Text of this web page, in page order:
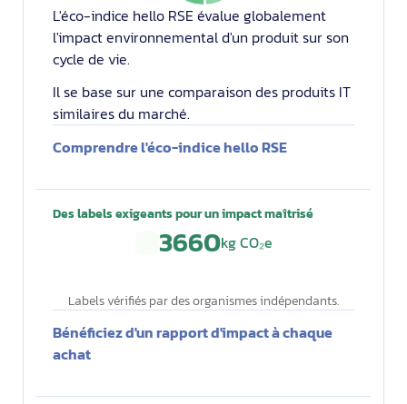
L'éco-indice hello RSE évalue globalement
l'impact environnemental d'un produit sur son
cycle de vie.
Il se base sur une comparaison des produits IT
similaires du marché.
Comprendre l'éco-indice hello RSE
Des labels exigeants pour un impact maîtrisé
3660kg CO₂e
Labels vérifiés par des organismes indépendants.
Bénéficiez d'un rapport d'impact à chaque
achat